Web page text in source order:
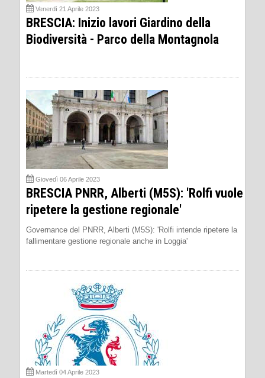
Venerdì 21 Aprile 2023
BRESCIA: Inizio lavori Giardino della
Biodiversità - Parco della Montagnola
Giovedì 06 Aprile 2023
BRESCIA PNRR, Alberti (M5S): 'Rolfi vuole
ripetere la gestione regionale'
Governance del PNRR, Alberti (M5S): 'Rolfi intende ripetere la
fallimentare gestione regionale anche in Loggia'
Martedì 04 Aprile 2023